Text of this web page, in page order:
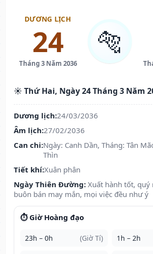
DƯƠNG LỊCH
24
Tháng 3 Năm 2036
🐅
☀️ Thứ Hai, Ngày 24 Tháng 3 Năm
Dương lịch:24/03/2036
Âm lịch:27/02/2036
Can chi:Ngày: Canh Dần, Tháng: Tân
Thìn
Tiết khí:Xuân phân
Ngày Thiên Đường: Xuất hành tốt, quý
buôn bán may mắn, mọi việc đều như ý
⏱️ Giờ Hoàng đạo
23h – 0h (Giờ Tí) 1h – 2h